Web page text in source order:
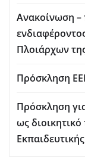
Ανακοίνωση
Πλοιάρχων
Πρόσκληση
Πρόσκληση
ως